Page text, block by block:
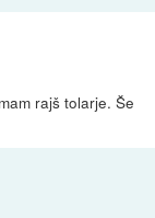
rajš tolarje. Še